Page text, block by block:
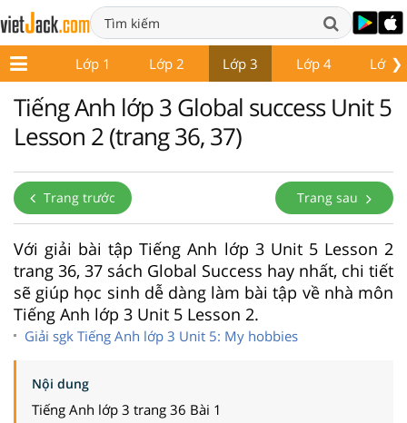
❯
Lớp 1 Lớp 2 Lớp 3 Lớp 4 Lớp 5
Tiếng Anh lớp 3 Global success Unit 5
Lesson 2 (trang 36, 37)
Trang trước Trang sau
Với giải bài tập Tiếng Anh lớp 3 Unit 5 Lesson 2
trang 36, 37 sách Global Success hay nhất, chi tiết
sẽ giúp học sinh dễ dàng làm bài tập về nhà môn
Tiếng Anh lớp 3 Unit 5 Lesson 2.
Giải sgk Tiếng Anh lớp 3 Unit 5: My hobbies
Nội dung
Tiếng Anh lớp 3 trang 36 Bài 1